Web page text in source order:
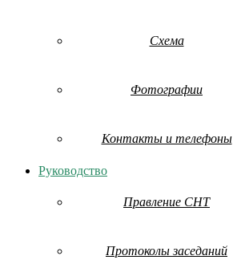
Схема
Фотографии
Контакты и телефоны
Руководство
Правление СНТ
Протоколы заседаний